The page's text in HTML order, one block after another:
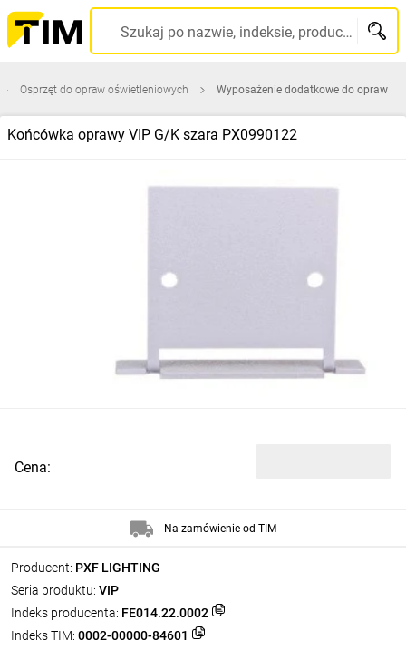
Szukaj po nazwie, indeksie, producencie, kodzie kreskowym...
Osprzęt do opraw oświetleniowych Wyposażenie dodatkowe do opraw
Końcówka oprawy VIP G/K szara PX0990122
Producent: PXF LIGHTING
Seria produktu: VIP
Indeks producenta: FE014.22.0002
Indeks TIM: 0002-00000-84601
Cena:
Na zamówienie od TIM